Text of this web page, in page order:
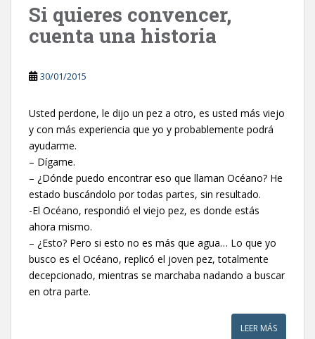
Si quieres convencer,
cuenta una historia
30/01/2015
Usted perdone, le dijo un pez a otro, es usted más viejo
y con más experiencia que yo y probablemente podrá
ayudarme.
– Dígame.
– ¿Dónde puedo encontrar eso que llaman Océano? He
estado buscándolo por todas partes, sin resultado.
-El Océano, respondió el viejo pez, es donde estás
ahora mismo.
– ¿Esto? Pero si esto no es más que agua… Lo que yo
busco es el Océano, replicó el joven pez, totalmente
decepcionado, mientras se marchaba nadando a buscar
en otra parte.
LEER MÁS